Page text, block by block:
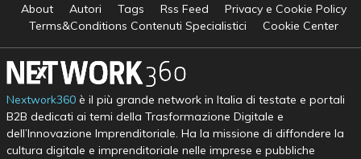
About Autori Tags Rss Feed
Privacy e Cookie Policy
Terms&Conditions Contenuti Specialistici
Cookie Center
Nextwork360è il più grande network in Italia di testate e portali
B2B dedicati ai temi della Trasformazione Digitale e
dell’Innovazione Imprenditoriale. Ha la missione di diffondere la
cultura digitale e imprenditoriale nelle imprese e pubbliche